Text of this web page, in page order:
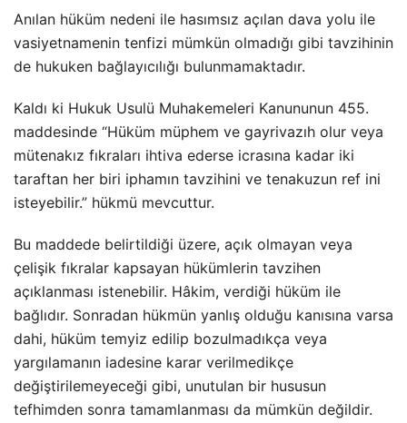
Anılan hüküm nedeni ile hasımsız açılan dava yolu ile
vasiyetnamenin tenfizi mümkün olmadığı gibi tavzihinin
de hukuken bağlayıcılığı bulunmamaktadır.
Kaldı ki Hukuk Usulü Muhakemeleri Kanununun 455.
maddesinde “Hüküm müphem ve gayrivazıh olur veya
mütenakız fıkraları ihtiva ederse icrasına kadar iki
taraftan her biri iphamın tavzihini ve tenakuzun ref ini
isteyebilir.” hükmü mevcuttur.
Bu maddede belirtildiği üzere, açık olmayan veya
çelişik fıkralar kapsayan hükümlerin tavzihen
açıklanması istenebilir. Hâkim, verdiği hüküm ile
bağlıdır. Sonradan hükmün yanlış olduğu kanısına varsa
dahi, hüküm temyiz edilip bozulmadıkça veya
yargılamanın iadesine karar verilmedikçe
değiştirilemeyeceği gibi, unutulan bir hususun
tefhimden sonra tamamlanması da mümkün değildir.